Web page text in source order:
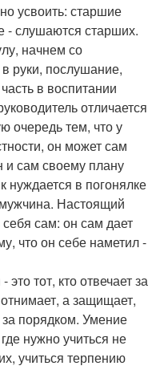
усвоить: старшие
- слушаются старших.
начнем со
руки, послушание,
в воспитании
отличается
очередь тем, что у
он может сам
и сам своему плану
нуждается в погонялке
Настоящий
сам: он сам дает
что он себе наметил -
тот, кто отвечает за
а защищает,
за порядком. Умение
нужно учиться не
учиться терпению